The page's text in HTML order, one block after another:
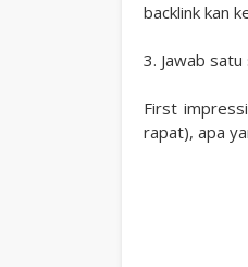
backlink kan
3. Jawab
First
rapat), apa